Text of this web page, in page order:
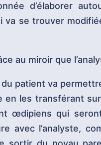
d’élaborer
va se trouver
au miroir que
patient va
les transférant
œdipiens qui
avec l’analyste,